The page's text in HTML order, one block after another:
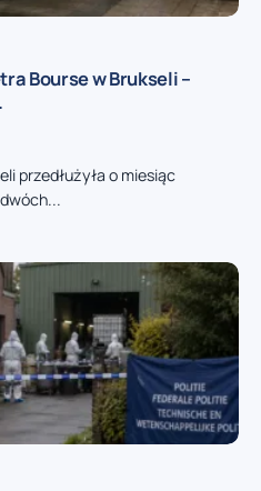
Bourse w Brukseli –
przedłużyła o miesiąc